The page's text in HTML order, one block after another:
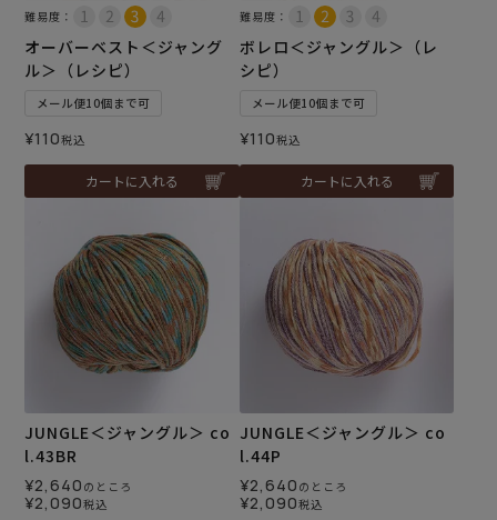
難易度：
オーバーベスト＜ジャング
ル＞（レシピ）
メール便10個まで可
¥110税込
カートに入れる
難易度：
ボレロ＜ジャングル＞（レ
シピ）
メール便10個まで可
¥110税込
カートに入れる
JUNGLE＜ジャングル＞ co
l.43BR
¥2,640 のところ
¥2,090税込
JUNGLE＜ジャングル＞ co
l.44P
¥2,640 のところ
¥2,090税込